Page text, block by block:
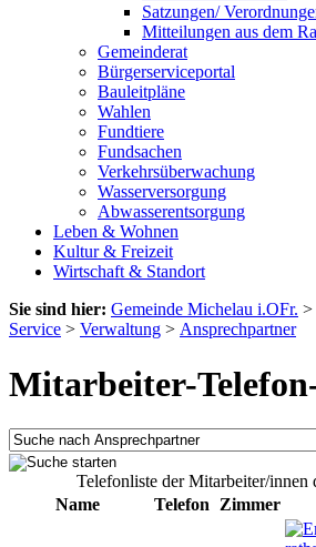
Satzungen/
Mitteilungen aus dem
Gemeinderat
Bürgerserviceportal
Bauleitpläne
Wahlen
Fundtiere
Fundsachen
Verkehrsüberwachung
Wasserversorgung
Abwasserentsorgung
Leben & Wohnen
Kultur & Freizeit
Wirtschaft & Standort
Sie sind hier: Gemeinde Michelau i.OFr. >
Service > Verwaltung > Ansprechpartner
Mitarbeiter-
Telefonliste der Mitarbeiter/innen
Name
Telefon Zimmer